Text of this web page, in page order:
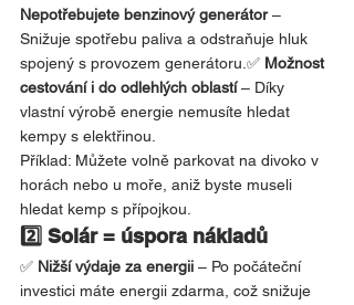
Nepotřebujete benzinový generátor –
Snižuje spotřebu paliva a odstraňuje hluk
spojený s provozem generátoru.✅ Možnost
cestování i do odlehlých oblastí – Díky
vlastní výrobě energie nemusíte hledat
kempy s elektřinou.
Příklad: Můžete volně parkovat na divoko v
horách nebo u moře, aniž byste museli
hledat kemp s přípojkou.
2️⃣ Solár = úspora nákladů
✅ Nižší výdaje za energii – Po počáteční
investici máte energii zdarma, což snižuje